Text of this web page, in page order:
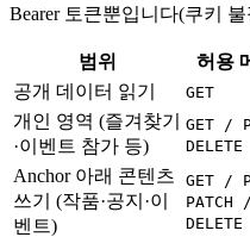
Bearer 토큰뿐입니다(쿠키
범위 허용
공개 데이터 읽기
GET
개인 영역 (즐겨찾기
·이벤트 참가 등)
GET /
DELETE
Anchor 아래 콘텐츠
쓰기 (작품·공지·이
벤트)
GET /
PATCH /
DELETE